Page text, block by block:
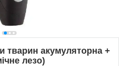
тварин акумуляторна +
лезо)